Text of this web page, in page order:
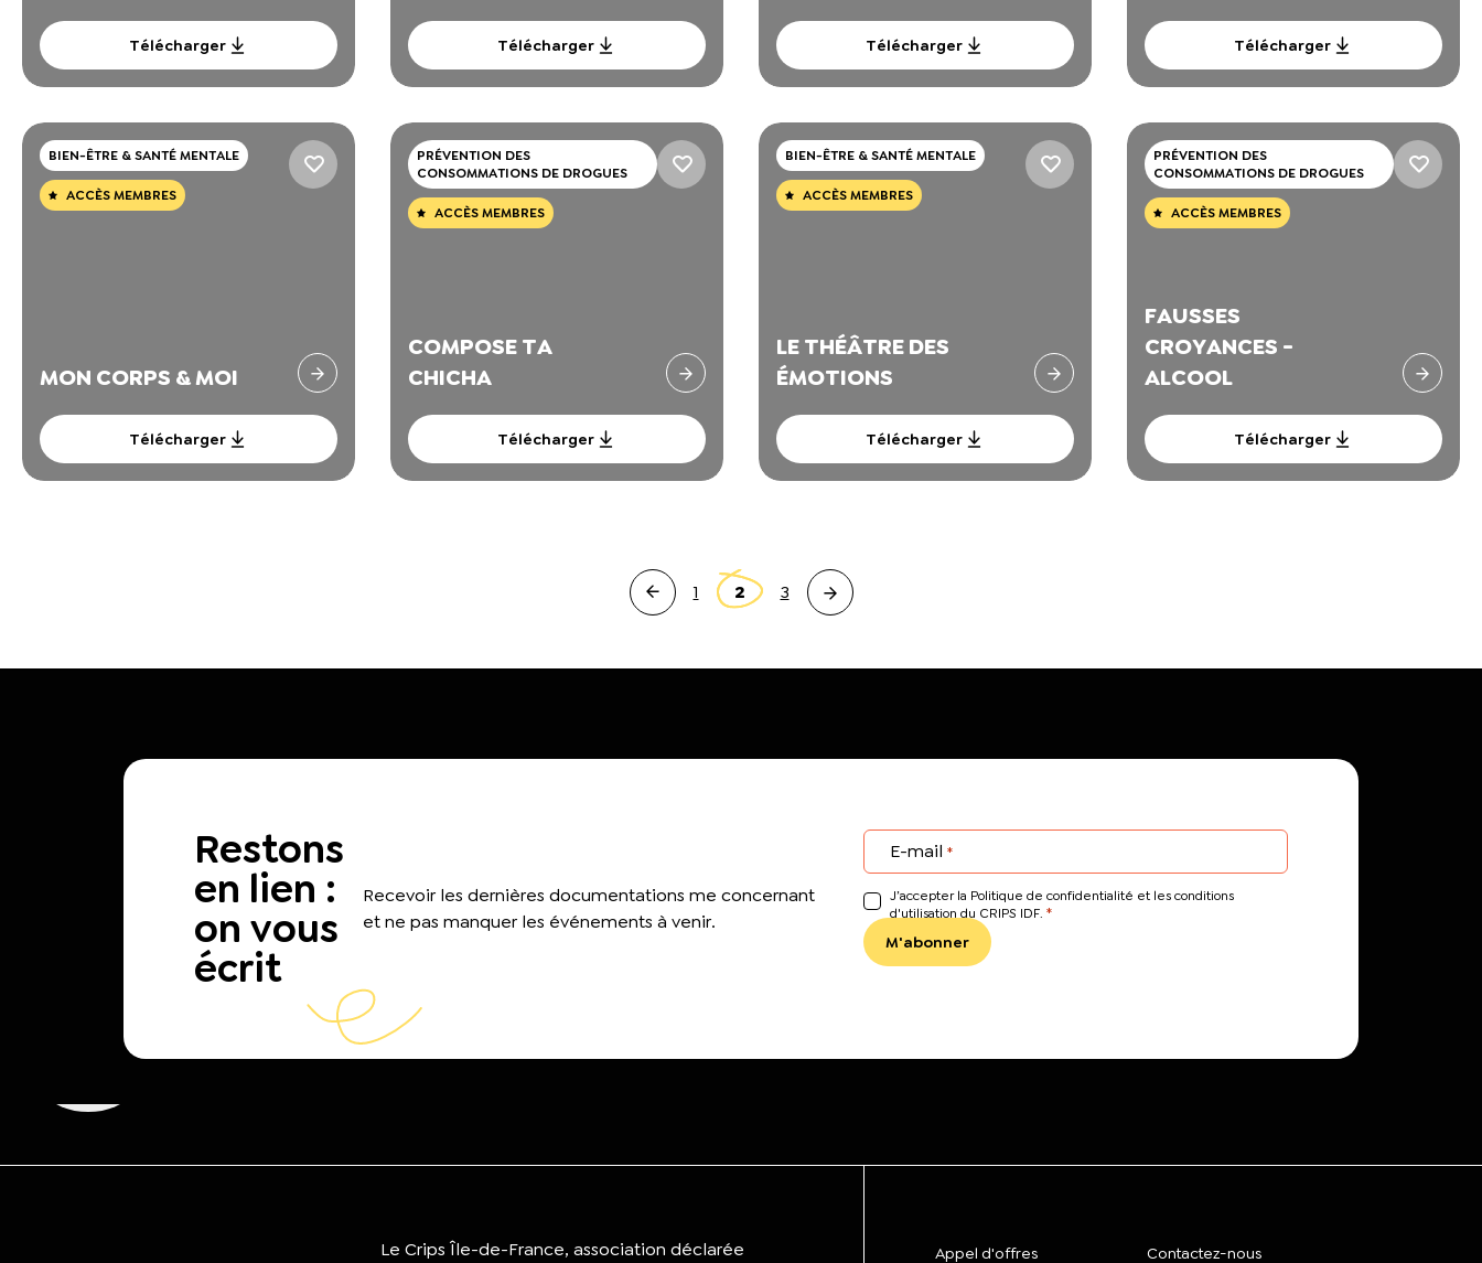
Télécharger Télécharger Télécharger Télécharger
BIEN-ÊTRE & SANTÉ MENTALE
ACCÈS MEMBRES
MON CORPS & MOI
Télécharger
PRÉVENTION DES
CONSOMMATIONS DE DROGUES
ACCÈS MEMBRES
COMPOSE TA
CHICHA
Télécharger
BIEN-ÊTRE & SANTÉ MENTALE
ACCÈS MEMBRES
LE THÉÂTRE DES
ÉMOTIONS
Télécharger
PRÉVENTION DES
CONSOMMATIONS DE DROGUES
ACCÈS MEMBRES
FAUSSES
CROYANCES -
ALCOOL
Télécharger
1 2 3
Restons
en lien :
on vous
écrit
Recevoir les dernières documentations me concernant
et ne pas manquer les événements à venir.
E-mail *
J’accepter la Politique de confidentialité et les conditions
d'utilisation du CRIPS IDF. *
Le Crips Île-de-France, association déclarée Appel d'offres Contactez-nous